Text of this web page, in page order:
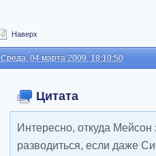
Наверх
Среда, 04 марта 2009, 18:10:50
Цитата
Интересно, откуда
разводиться, если даже